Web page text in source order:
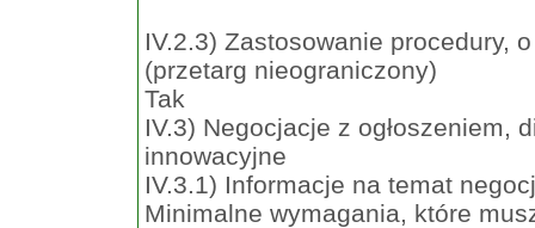
IV.2.3) Zastosowanie procedury,
(przetarg nieograniczony)
Tak
IV.3) Negocjacje z ogłoszeniem,
innowacyjne
IV.3.1) Informacje na temat
Minimalne wymagania, które